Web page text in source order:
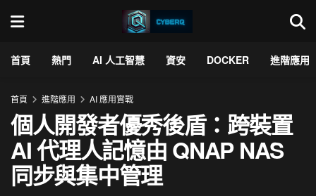
首頁 熱門 AI 人工智慧 資安 DOCKER 進階應用
首頁 進階應用 AI 應用實戰
個人開發者優秀後盾：跨裝置
AI 代理人記憶由 QNAP NAS
同步與集中管理